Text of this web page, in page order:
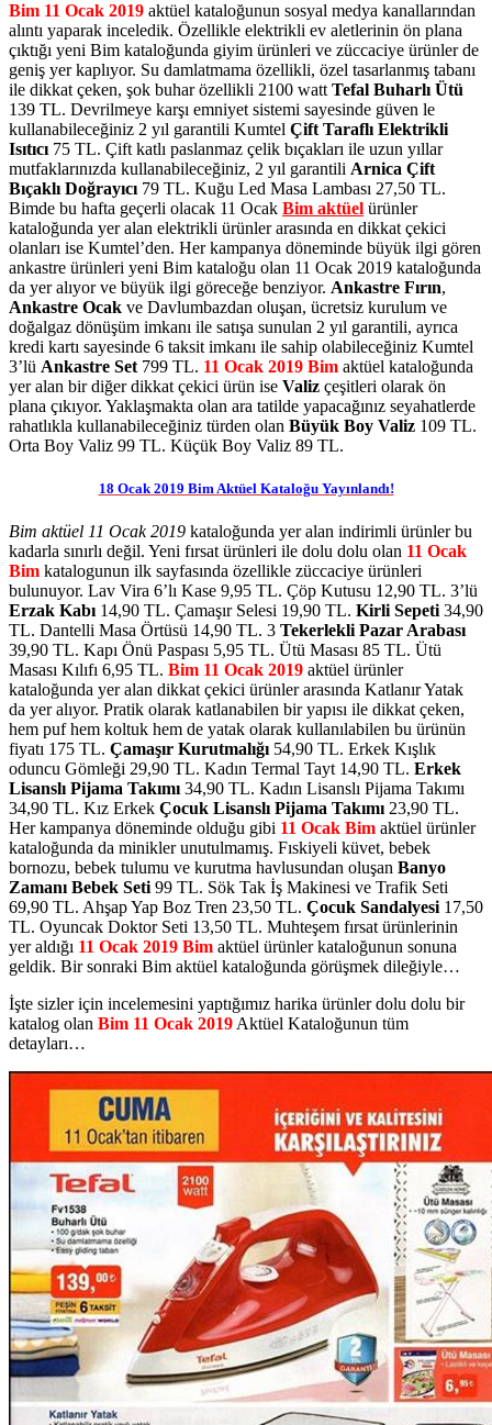
Bim 11 Ocak 2019 aktüel kataloğunun sosyal medya kanallarından
alıntı yaparak inceledik. Özellikle elektrikli ev aletlerinin ön plana
çıktığı yeni Bim kataloğunda giyim ürünleri ve züccaciye ürünler de
geniş yer kaplıyor. Su damlatmama özellikli, özel tasarlanmış tabanı
ile dikkat çeken, şok buhar özellikli 2100 watt Tefal Buharlı Ütü
139 TL. Devrilmeye karşı emniyet sistemi sayesinde güven le
kullanabileceğiniz 2 yıl garantili Kumtel Çift Taraflı Elektrikli
Isıtıcı 75 TL. Çift katlı paslanmaz çelik bıçakları ile uzun yıllar
mutfaklarınızda kullanabileceğiniz, 2 yıl garantili Arnica Çift
Bıçaklı Doğrayıcı 79 TL. Kuğu Led Masa Lambası 27,50 TL.
Bimde bu hafta geçerli olacak 11 Ocak Bim aktüel ürünler
kataloğunda yer alan elektrikli ürünler arasında en dikkat çekici
olanları ise Kumtel’den. Her kampanya döneminde büyük ilgi gören
ankastre ürünleri yeni Bim kataloğu olan 11 Ocak 2019 kataloğunda
da yer alıyor ve büyük ilgi göreceğe benziyor. Ankastre Fırın,
Ankastre Ocak ve Davlumbazdan oluşan, ücretsiz kurulum ve
doğalgaz dönüşüm imkanı ile satışa sunulan 2 yıl garantili, ayrıca
kredi kartı sayesinde 6 taksit imkanı ile sahip olabileceğiniz Kumtel
3’lü Ankastre Set 799 TL. 11 Ocak 2019 Bim aktüel kataloğunda
yer alan bir diğer dikkat çekici ürün ise Valiz çeşitleri olarak ön
plana çıkıyor. Yaklaşmakta olan ara tatilde yapacağınız seyahatlerde
rahatlıkla kullanabileceğiniz türden olan Büyük Boy Valiz 109 TL.
Orta Boy Valiz 99 TL. Küçük Boy Valiz 89 TL.
18 Ocak 2019 Bim Aktüel Kataloğu Yayınlandı!
Bim aktüel 11 Ocak 2019 kataloğunda yer alan indirimli ürünler bu
kadarla sınırlı değil. Yeni fırsat ürünleri ile dolu dolu olan 11 Ocak
Bim katalogunun ilk sayfasında özellikle züccaciye ürünleri
bulunuyor. Lav Vira 6’lı Kase 9,95 TL. Çöp Kutusu 12,90 TL. 3’lü
Erzak Kabı14,90 TL. Çamaşır Selesi 19,90 TL. Kirli Sepeti34,90
TL. Dantelli Masa Örtüsü 14,90 TL. 3 Tekerlekli Pazar Arabası
39,90 TL. Kapı Önü Paspası 5,95 TL. Ütü Masası 85 TL. Ütü
Masası Kılıfı 6,95 TL. Bim 11 Ocak 2019 aktüel ürünler
kataloğunda yer alan dikkat çekici ürünler arasında Katlanır Yatak
da yer alıyor. Pratik olarak katlanabilen bir yapısı ile dikkat çeken,
hem puf hem koltuk hem de yatak olarak kullanılabilen bu ürünün
fiyatı 175 TL. Çamaşır Kurutmalığı54,90 TL. Erkek Kışlık
oduncu Gömleği 29,90 TL. Kadın Termal Tayt 14,90 TL. Erkek
Lisanslı Pijama Takımı34,90 TL. Kadın Lisanslı Pijama Takımı
34,90 TL. Kız Erkek Çocuk Lisanslı Pijama Takımı23,90 TL.
Her kampanya döneminde olduğu gibi 11 Ocak Bim aktüel ürünler
kataloğunda da minikler unutulmamış. Fıskiyeli küvet, bebek
bornozu, bebek tulumu ve kurutma havlusundan oluşan Banyo
Zamanı Bebek Seti99 TL. Sök Tak İş Makinesi ve Trafik Seti
69,90 TL. Ahşap Yap Boz Tren 23,50 TL. Çocuk Sandalyesi17,50
TL. Oyuncak Doktor Seti 13,50 TL. Muhteşem fırsat ürünlerinin
yer aldığı 11 Ocak 2019 Bim aktüel ürünler kataloğunun sonuna
geldik. Bir sonraki Bim aktüel kataloğunda görüşmek dileğiyle…
İşte sizler için incelemesini yaptığımız harika ürünler dolu dolu bir
katalog olan Bim 11 Ocak 2019Aktüel Kataloğunun tüm
detayları…